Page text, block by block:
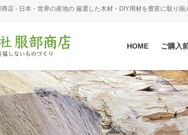
店 - 日本・世界の産地の 厳選した木材・DIY用材を豊富に取り揃
HOME ご購入